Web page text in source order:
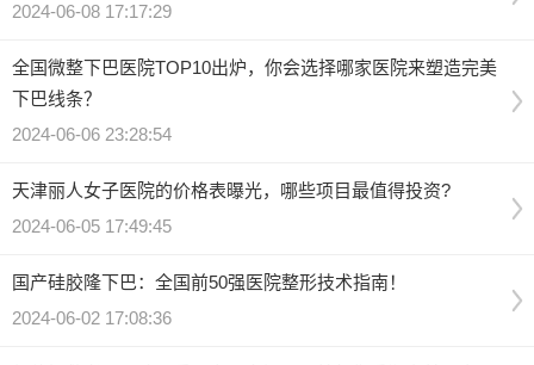
2024-06-08 17:17:29
全国微整下巴医院TOP10出炉，你会选择哪家医院来塑造完美
下巴线条？
2024-06-06 23:28:54
天津丽人女子医院的价格表曝光，哪些项目最值得投资?
2024-06-05 17:49:45
国产硅胶隆下巴：全国前50强医院整形技术指南！
2024-06-02 17:08:36